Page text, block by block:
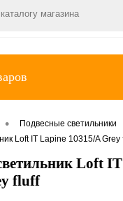
• Подвесные светильники
Loft IT Lapine 10315/A Grey
Loft
fluff